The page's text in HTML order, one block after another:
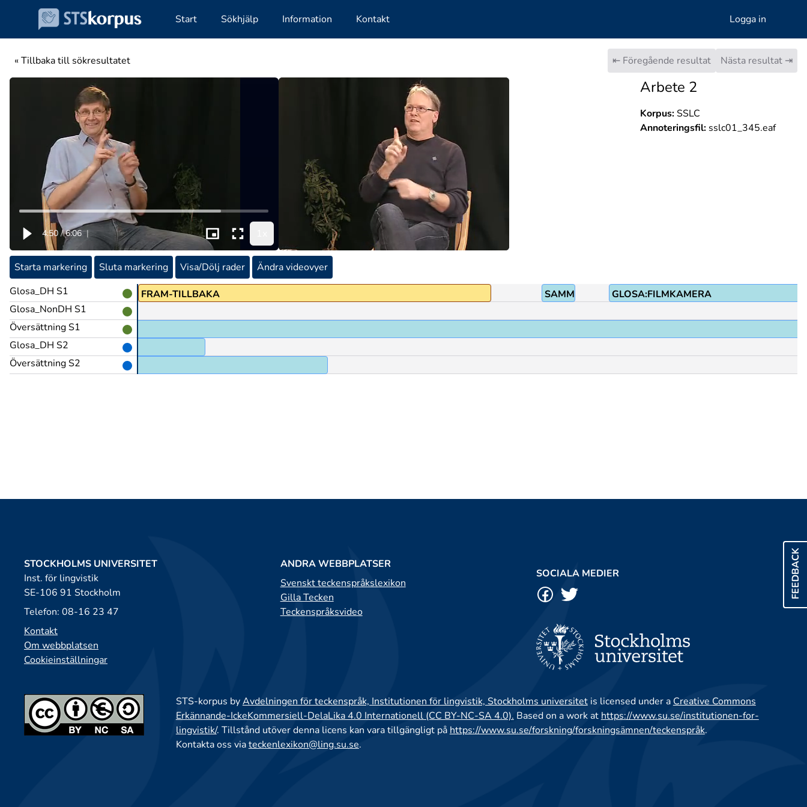
Start Sökhjälp Information Kontakt Logga in
« Tillbaka till sökresultatet ⇤ Föregående resultat Nästa resultat ⇥
4:50 / 6:06 |
Arbete 2
Korpus:SSLC
Annoteringsfil:sslc01_345.eaf
Starta markering Sluta markering Visa/Dölj rader
Ändra videovyer
Glosa_DH S1
Glosa_NonDH S1
Översättning S1
Glosa_DH S2
Översättning S2
FRAM-TILLBAKA SAMMA GLOSA:FILMKAMERA
TID(L)
FEEDBACK
STOCKHOLMS UNIVERSITET
Inst. för lingvistik
SE-106 91 Stockholm
Telefon: 08-16 23 47
Kontakt
Om webbplatsen
Cookieinställningar
ANDRA WEBBPLATSER
Svenskt teckenspråkslexikon
Gilla Tecken
Teckenspråksvideo
SOCIALA MEDIER
STS-korpus byAvdelningen för teckenspråk, Institutionen för lingvistik, Stockholms universitetis licensed under a Creative Commons
Erkännande-IckeKommersiell-DelaLika 4.0 Internationell (CC BY-NC-SA 4.0). Based on a work at https://www.su.se/institutionen-for-
lingvistik/. Tillstånd utöver denna licens kan vara tillgängligt på https://www.su.se/forskning/forskningsämnen/teckenspråk.
Kontakta oss viateckenlexikon@ling.su.se.